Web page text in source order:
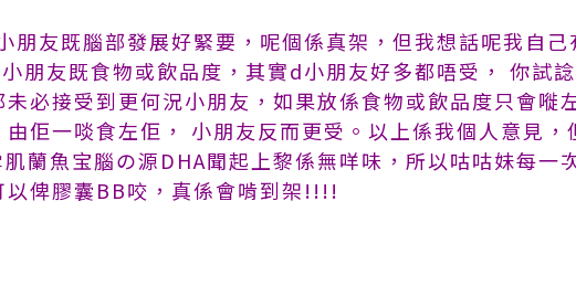
朋友既腦部發展好緊要，呢個係真架，但我想話呢我自
朋友既食物或飲品度，其實d小朋友好多都唔受， 你試
未必接受到更何況小朋友，如果放係食物或飲品度只會嘥
由佢一啖食左佢， 小朋友反而更受。以上係我個人意見
蘭魚宝腦の源DHA聞起上黎係無咩味，所以咕咕妹每一
以俾膠囊BB咬，真係會啃到架!!!!